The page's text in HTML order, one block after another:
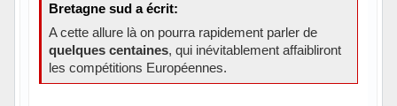
Bretagne sud a écrit:
A cette allure là on pourra rapidement parler de
quelques centaines, qui inévitablement affaibliront
les compétitions Européennes.